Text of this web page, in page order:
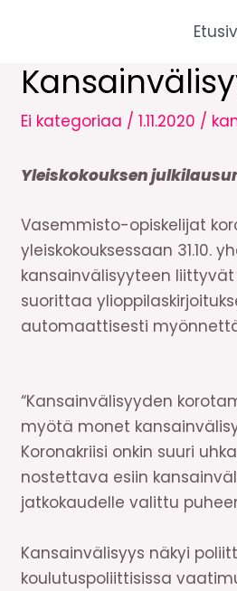
Ei kategoriaa / 1.11.2020 /
Yleiskokouksen
Vasemmisto-opiskelijat
yleiskokouksessaan 31.10.
kansainvälisyyteen
suorittaa
automaattisesti
“Kansainvälisyyden
myötä monet
Koronakriisi onkin suuri
nostettava esiin
jatkokaudelle valittu
Kansainvälisyys näkyi
koulutuspoliittisissa